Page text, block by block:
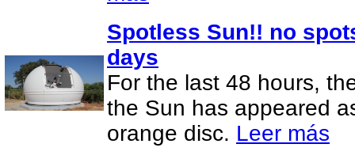
Spotless Sun!! no
days
For the last 48 hours,
the Sun has appeared
orange disc. Leer más